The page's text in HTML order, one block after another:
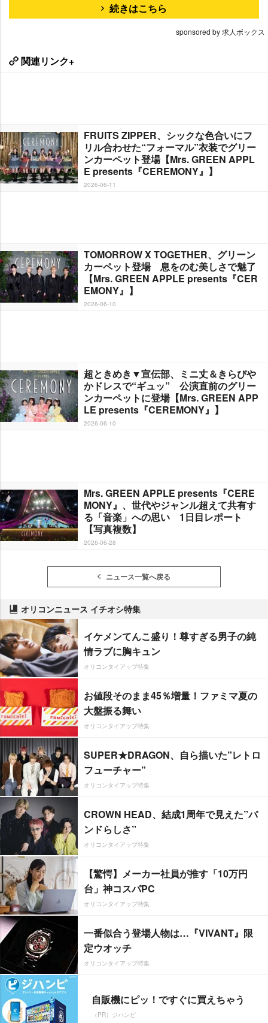
続きはこちら
sponsored by 求人ボックス
関連リンク+
FRUITS ZIPPER、シックな色合いにフ
リル合わせた“フォーマル”衣装でグリー
ンカーペット登場【Mrs. GREEN APPL
E presents『CEREMONY』】
2026-06-11
TOMORROW X TOGETHER、グリーン
カーペット登場 息をのむ美しさで魅了
【Mrs. GREEN APPLE presents『CER
EMONY』】
2026-06-10
超ときめき▼宣伝部、ミニ丈＆きらび
かドレスで“ギュッ” 公演直前のグリー
ンカーペットに登場【Mrs. GREEN APP
LE presents『CEREMONY』】
2026-06-10
Mrs. GREEN APPLE presents『CERE
MONY』、世代やジャンル超えて共有す
る「音楽」への思い 1日目レポート
【写真複数】
2026-06-28
ニュース一覧へ戻る
オリコンニュース イチオシ特集
イケメンてんこ盛り！尊すぎる男子の純
情ラブに胸キュン
オリコンタイアップ特集
お値段そのまま45％増量！ファミマ夏の
大盤振る舞い
オリコンタイアップ特集
SUPER★DRAGON、自ら描いた”レトロ
フューチャー”
オリコンタイアップ特集
CROWN HEAD、結成1周年で見えた”バ
ンドらしさ”
オリコンタイアップ特集
【驚愕】メーカー社員が推す「10万円
台」神コスパPC
オリコンタイアップ特集
一番似合う登場人物は…『VIVANT』限
定ウオッチ
オリコンタイアップ特集
自販機にピッ！ですぐに買えちゃう
（PR）ジハンピ